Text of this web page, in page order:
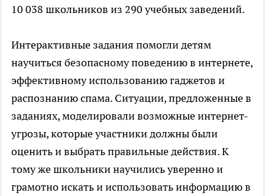
10 038 школьников из 290 учебных заведений.
Интерактивные задания помогли детям
научиться безопасному поведению в интернете,
эффективному использованию гаджетов и
распознанию спама. Ситуации, предложенные в
заданиях, моделировали возможные интернет-
угрозы, которые участники должны были
оценить и выбрать правильные действия. К
тому же школьники научились уверенно и
грамотно искать и использовать информацию в